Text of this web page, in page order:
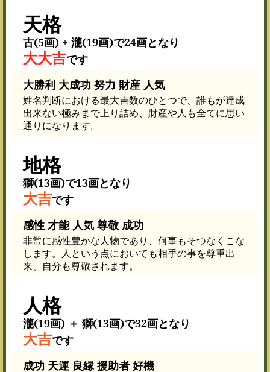
天格
古(5画) + 瀧(19画)で24画となり
大大吉です
大勝利 大成功 努力 財産 人気
姓名判断における最大吉数のひとつで、誰もが達成
出来ない極みまで上り詰め、財産や人も全てに思い
通りになります。
地格
獅(13画)で13画となり
大吉です
感性 才能 人気 尊敬 成功
非常に感性豊かな人物であり、何事もそつなくこな
します。人という点においても相手の事を尊重出
来、自分も尊敬されます。
人格
瀧(19画) ＋ 獅(13画)で32画となり
大吉です
成功 天運 良縁 援助者 好機